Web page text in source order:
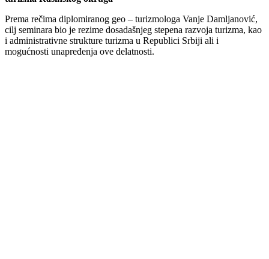
Prema rečima diplomiranog geo – turizmologa Vanje Damljanović,
cilj seminara bio je rezime dosadašnjeg stepena razvoja turizma, kao
i administrativne strukture turizma u Republici Srbiji ali i
mogućnosti unapređenja ove delatnosti.